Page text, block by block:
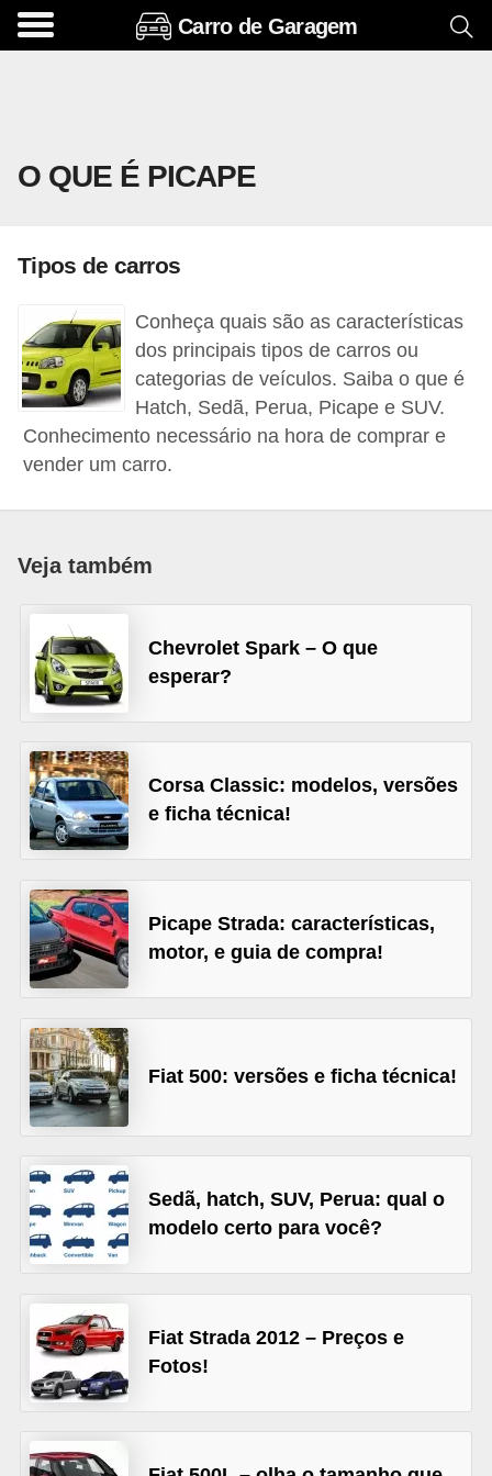
Carro de Garagem
O QUE É PICAPE
Tipos de carros
Conheça quais são as características
dos principais tipos de carros ou
categorias de veículos. Saiba o que é
Hatch, Sedã, Perua, Picape e SUV.
Conhecimento necessário na hora de comprar e
vender um carro.
Veja também
Chevrolet Spark – O que
esperar?
Corsa Classic: modelos, versões
e ficha técnica!
Picape Strada: características,
motor, e guia de compra!
Fiat 500: versões e ficha técnica!
Sedã, hatch, SUV, Perua: qual o
modelo certo para você?
Fiat Strada 2012 – Preços e
Fotos!
A
s
i
s
e
o
p
c
i
n
i
s
A
u
t
o
m
v
e
i
e
v
e
c
u
l
s
B
i
i